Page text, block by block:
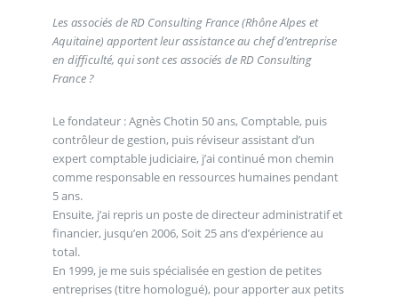
Les associés de RD Consulting France (Rhône Alpes et
Aquitaine) apportent leur assistance au chef d’entreprise
en difficulté, qui sont ces associés de RD Consulting
France ?
Le fondateur : Agnès Chotin 50 ans, Comptable, puis
contrôleur de gestion, puis réviseur assistant d’un
expert comptable judiciaire, j’ai continué mon chemin
comme responsable en ressources humaines pendant
5 ans.
Ensuite, j’ai repris un poste de directeur administratif et
financier, jusqu’en 2006, Soit 25 ans d’expérience au
total.
En 1999, je me suis spécialisée en gestion de petites
entreprises (titre homologué), pour apporter aux petits